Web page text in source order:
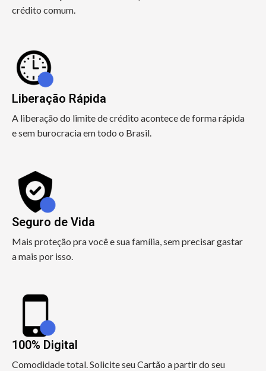
crédito comum.
Liberação Rápida
A liberação do limite de crédito acontece de forma rápida
e sem burocracia em todo o Brasil.
Seguro de Vida
Mais proteção pra você e sua família, sem precisar gastar
a mais por isso.
100% Digital
Comodidade total. Solicite seu Cartão a partir do seu